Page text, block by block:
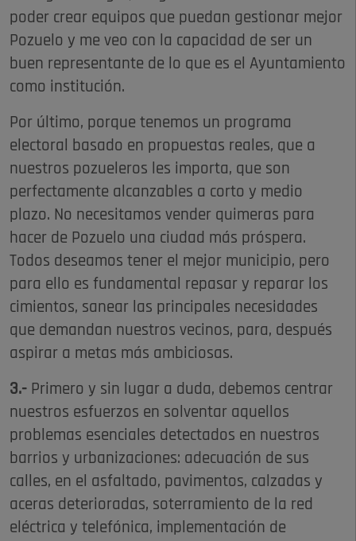
poder crear equipos que puedan gestionar mejor
Pozuelo y me veo con la capacidad de ser un
buen representante de lo que es el Ayuntamiento
como institución.
Por último, porque tenemos un programa
electoral basado en propuestas reales, que a
nuestros pozueleros les importa, que son
perfectamente alcanzables a corto y medio
plazo. No necesitamos vender quimeras para
hacer de Pozuelo una ciudad más próspera.
Todos deseamos tener el mejor municipio, pero
para ello es fundamental repasar y reparar los
cimientos, sanear las principales necesidades
que demandan nuestros vecinos, para, después
aspirar a metas más ambiciosas.
3.- Primero y sin lugar a duda, debemos centrar
nuestros esfuerzos en solventar aquellos
problemas esenciales detectados en nuestros
barrios y urbanizaciones: adecuación de sus
calles, en el asfaltado, pavimentos, calzadas y
aceras deterioradas, soterramiento de la red
eléctrica y telefónica, implementación de